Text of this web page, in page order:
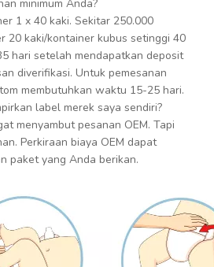
minimum Anda?
1 x 40 kaki. Sekitar 250.000
20 kaki/kontainer kubus setinggi 40
hari setelah mendapatkan deposit
diverifikasi. Untuk pemesanan
membutuhkan waktu 15-25 hari.
label merek saya sendiri?
menyambut pesanan OEM. Tapi
Perkiraan biaya OEM dapat
paket yang Anda berikan.